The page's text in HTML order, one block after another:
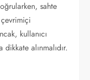
sahte
çevrimiçi
kullanıcı
alınmalıdır.